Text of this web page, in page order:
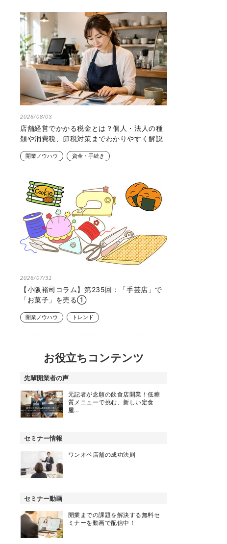
2026/08/03
店舗経営でかかる税金とは？個人・法人の種
類や消費税、節税対策までわかりやすく解説
開業ノウハウ 資金・手続き
2026/07/31
【小阪裕司コラム】第235回：「手芸店」で
「お菓子」を売る①
開業ノウハウ トレンド
お役立ちコンテンツ
先輩開業者の声
元記者が念願の飲食店開業！低糖
質メニューで挑む、新しい定食
屋…
セミナー情報
ワンオペ店舗の成功法則
セミナー動画
開業までの課題を解決する無料セ
ミナーを動画で配信中！